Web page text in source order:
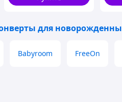
для
Babyroom FreeOn